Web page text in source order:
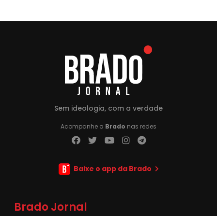
Sem ideologia, com a verdade
Acompanhe a Brado nas redes
Baixe o app da Brado
Brado Jornal